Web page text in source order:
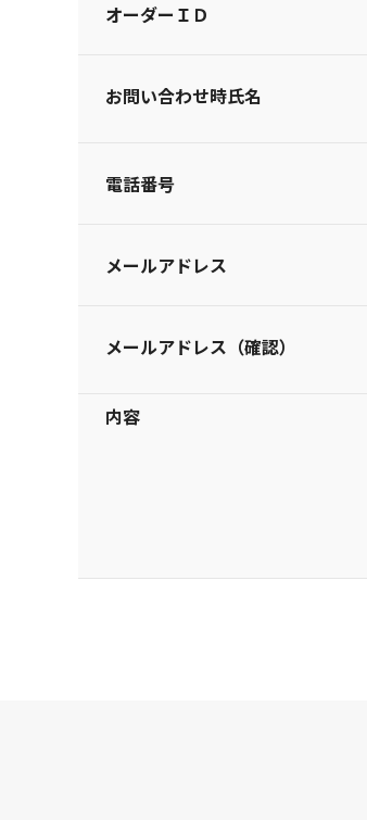
オーダーＩＤ
お問い合わせ時氏名
電話番号
メールアドレス
メールアドレス（確認）
内容